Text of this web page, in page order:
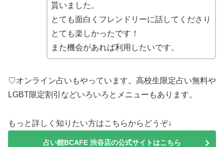
貰いました。
とても面白くフレンドリーに話してくださり
とても楽しかったです！
また機会があれば利用したいです。
♡オンライン占いもやっています。高校生限定占い無料や
LGBT限定割引などいろいろとメニューもあります。
もっと詳しく知りたい方はこちらからどうぞ↓
占い館BCAFE 渋谷店の公式サイトはこちら